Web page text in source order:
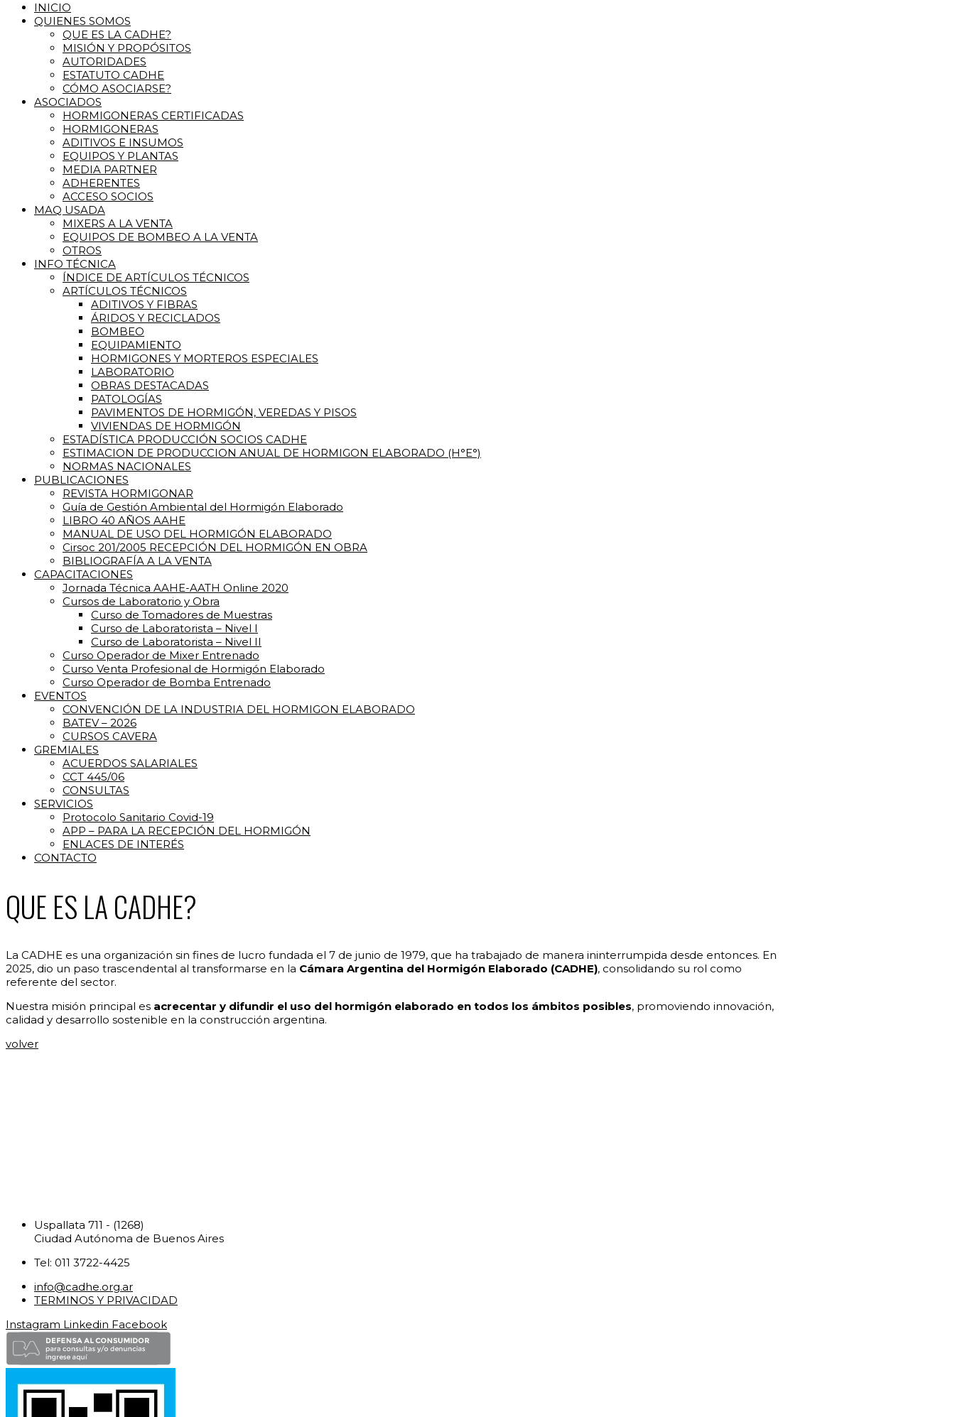
INICIO
QUIENES SOMOS
QUE ES LA CADHE?
MISIÓN Y PROPÓSITOS
AUTORIDADES
ESTATUTO CADHE
CÓMO ASOCIARSE?
ASOCIADOS
HORMIGONERAS CERTIFICADAS
HORMIGONERAS
ADITIVOS E INSUMOS
EQUIPOS Y PLANTAS
MEDIA PARTNER
ADHERENTES
ACCESO SOCIOS
MAQ USADA
MIXERS A LA VENTA
EQUIPOS DE BOMBEO A LA VENTA
OTROS
INFO TÉCNICA
ÍNDICE DE ARTÍCULOS TÉCNICOS
ARTÍCULOS TÉCNICOS
ADITIVOS Y FIBRAS
ÁRIDOS Y RECICLADOS
BOMBEO
EQUIPAMIENTO
HORMIGONES Y MORTEROS ESPECIALES
LABORATORIO
OBRAS DESTACADAS
PATOLOGÍAS
PAVIMENTOS DE HORMIGÓN, VEREDAS Y PISOS
VIVIENDAS DE HORMIGÓN
ESTADÍSTICA PRODUCCIÓN SOCIOS CADHE
ESTIMACION DE PRODUCCION ANUAL DE HORMIGON ELABORADO (H°E°)
NORMAS NACIONALES
PUBLICACIONES
REVISTA HORMIGONAR
Guía de Gestión Ambiental del Hormigón Elaborado
LIBRO 40 AÑOS AAHE
MANUAL DE USO DEL HORMIGÓN ELABORADO
Cirsoc 201/2005 RECEPCIÓN DEL HORMIGÓN EN OBRA
BIBLIOGRAFÍA A LA VENTA
CAPACITACIONES
Jornada Técnica AAHE-AATH Online 2020
Cursos de Laboratorio y Obra
Curso de Tomadores de Muestras
Curso de Laboratorista – Nivel I
Curso de Laboratorista – Nivel II
Curso Operador de Mixer Entrenado
Curso Venta Profesional de Hormigón Elaborado
Curso Operador de Bomba Entrenado
EVENTOS
CONVENCIÓN DE LA INDUSTRIA DEL HORMIGON ELABORADO
BATEV – 2026
CURSOS CAVERA
GREMIALES
ACUERDOS SALARIALES
CCT 445/06
CONSULTAS
SERVICIOS
Protocolo Sanitario Covid-19
APP – PARA LA RECEPCIÓN DEL HORMIGÓN
ENLACES DE INTERÉS
CONTACTO
QUE ES LA CADHE?
La CADHE es una organización sin fines de lucro fundada el 7 de junio de 1979, que ha trabajado de manera ininterrumpida desde entonces. En
2025, dio un paso trascendental al transformarse en la Cámara Argentina del Hormigón Elaborado (CADHE), consolidando su rol como
referente del sector.
Nuestra misión principal es acrecentar y difundir el uso del hormigón elaborado en todos los ámbitos posibles, promoviendo innovación,
calidad y desarrollo sostenible en la construcción argentina.
volver
Uspallata 711 - (1268)
Ciudad Autónoma de Buenos Aires
Tel: 011 3722-4425
info@cadhe.org.ar
TERMINOS Y PRIVACIDAD
Instagram Linkedin Facebook